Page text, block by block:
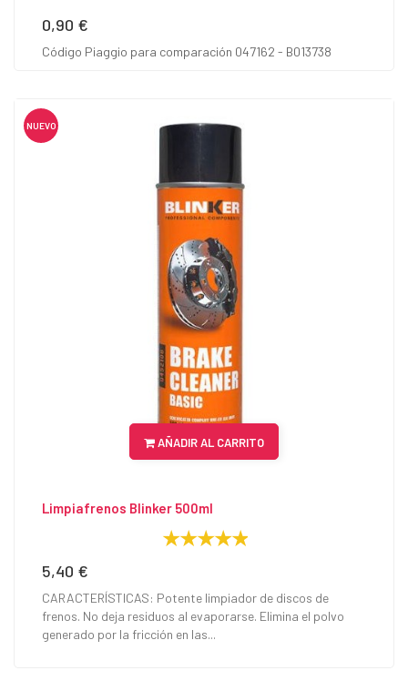
Precio
0,90 €
Código Piaggio para comparación 047162 - B013738
NUEVO
AÑADIR AL CARRITO
Limpiafrenos Blinker 500ml
Precio
5,40 €
CARACTERÍSTICAS: Potente limpiador de discos de
frenos. No deja residuos al evaporarse. Elimina el polvo
generado por la fricción en las...